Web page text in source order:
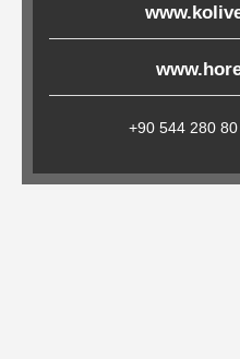
Amerikan
Servisler
&
Kağıt+90 544 280